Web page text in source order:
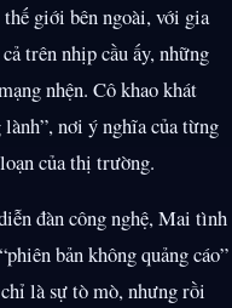
giới bên ngoài, với gia
trên nhịp cầu ấy, những
nhện. Cô khao khát
nơi ý nghĩa của từng
của thị trường.
đàn công nghệ, Mai tình
bản không quảng cáo”
là sự tò mò, nhưng rồi